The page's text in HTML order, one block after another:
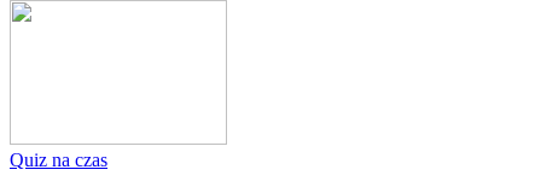
Quiz na czas